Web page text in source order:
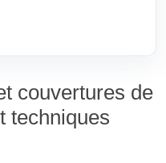
couvertures de
techniques